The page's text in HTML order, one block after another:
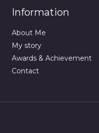
Information
About Me
My story
Awards & Achievement
Contact